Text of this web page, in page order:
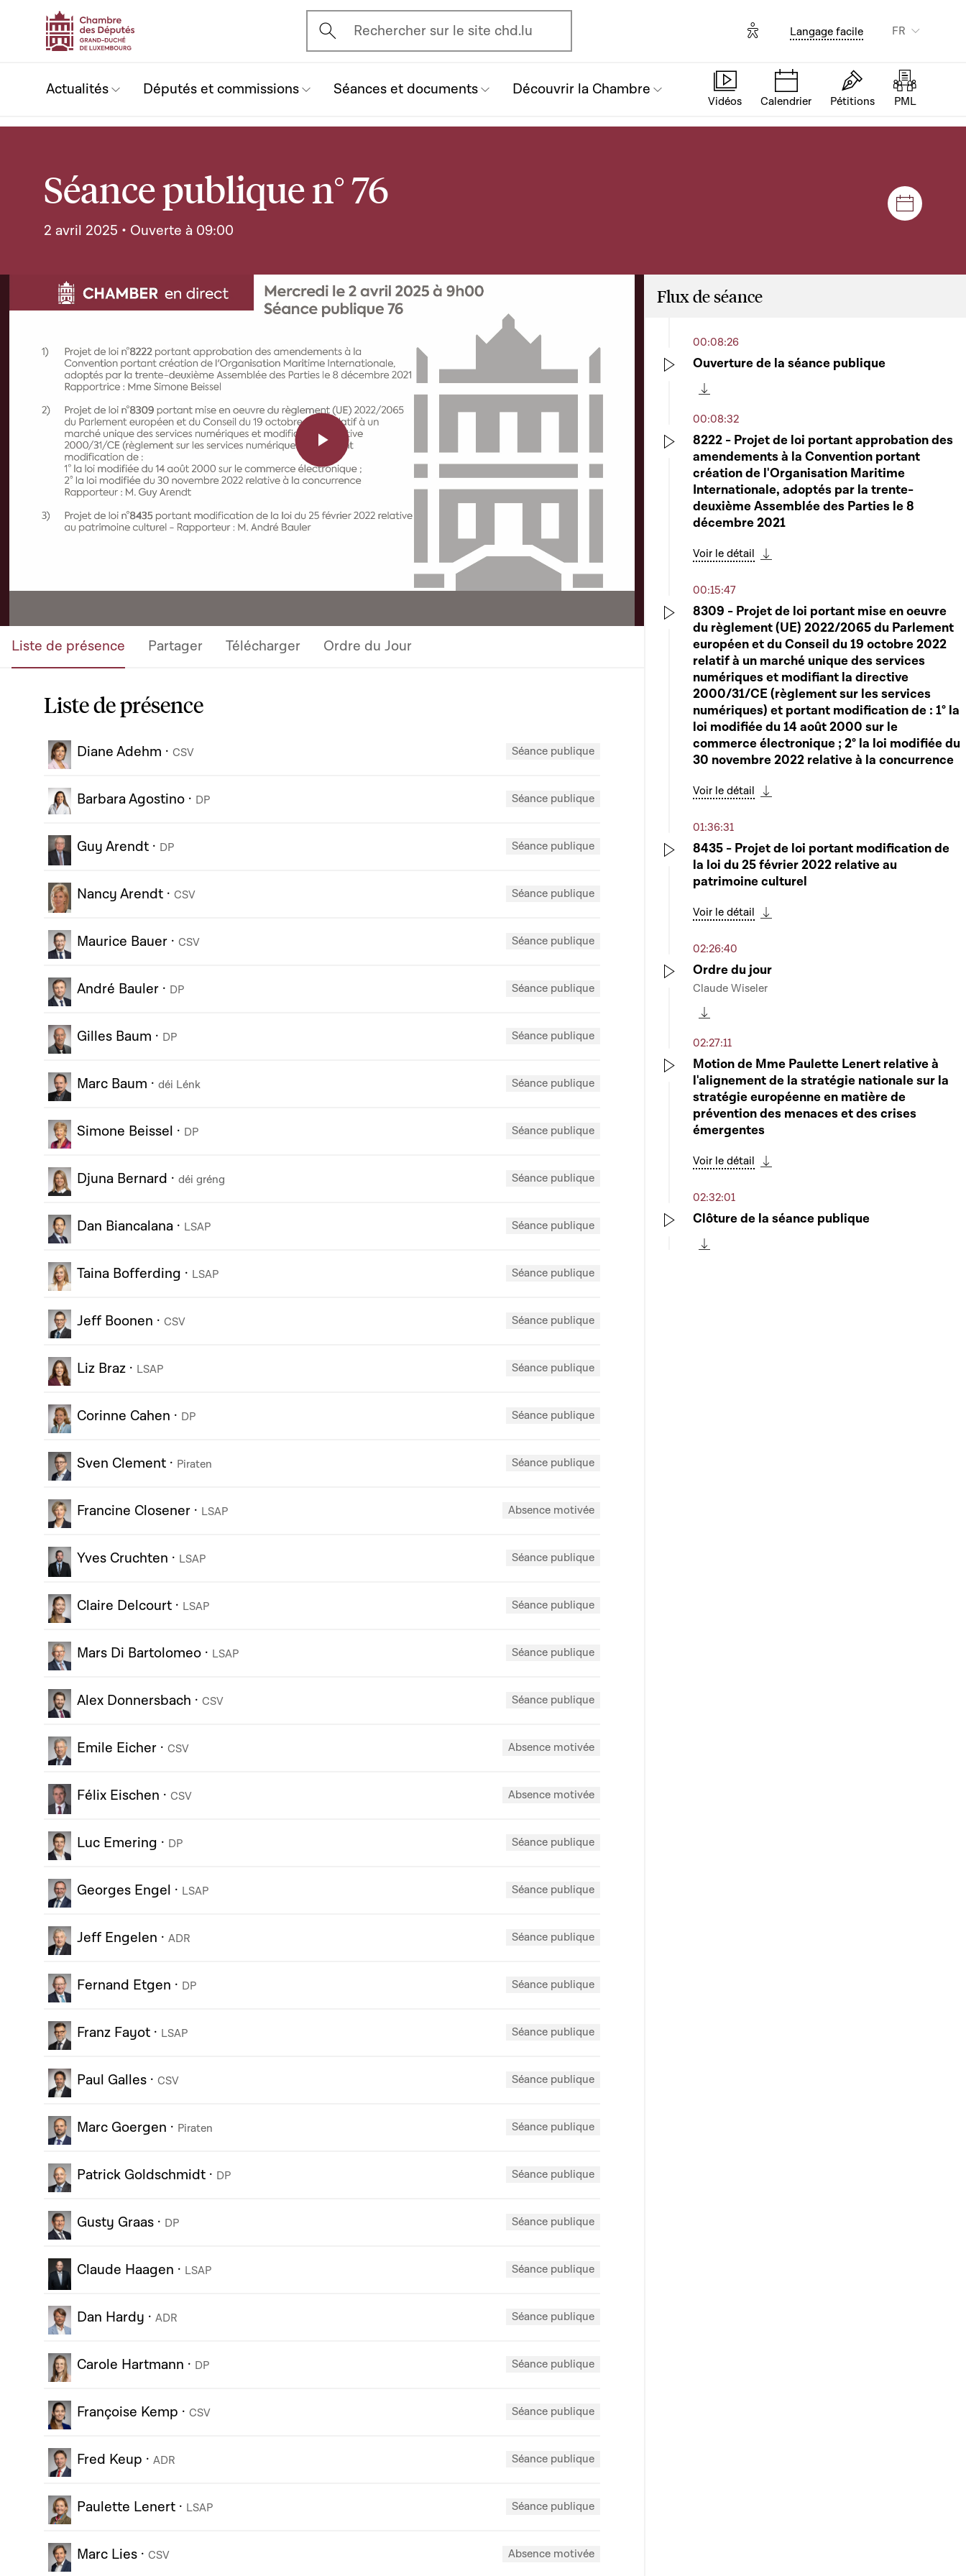
Ouvrir l'écran de recherche
Rechercher sur le site chd.lu Options d'accessibilité
Langage facile FR
Actualités Députés et commissions Séances et documents Découvrir la Chambre
Vidéos Calendrier Pétitions PML
Séance publique n° 76
2 avril 2025 • Ouverte à 09:00
Séances
Play
Video
Liste de présence Partager Télécharger Ordre du Jour
Liste de présence
Diane Adehm · CSV Séance publique
Barbara Agostino · DP Séance publique
Guy Arendt · DP Séance publique
Nancy Arendt · CSV Séance publique
Maurice Bauer · CSV Séance publique
André Bauler · DP Séance publique
Gilles Baum · DP Séance publique
Marc Baum · déi Lénk Séance publique
Simone Beissel · DP Séance publique
Djuna Bernard · déi gréng Séance publique
Dan Biancalana · LSAP Séance publique
Taina Bofferding · LSAP Séance publique
Jeff Boonen · CSV Séance publique
Liz Braz · LSAP Séance publique
Corinne Cahen · DP Séance publique
Sven Clement · Piraten Séance publique
Francine Closener · LSAP Absence motivée
Yves Cruchten · LSAP Séance publique
Claire Delcourt · LSAP Séance publique
Mars Di Bartolomeo · LSAP Séance publique
Alex Donnersbach · CSV Séance publique
Emile Eicher · CSV Absence motivée
Félix Eischen · CSV Absence motivée
Luc Emering · DP Séance publique
Georges Engel · LSAP Séance publique
Jeff Engelen · ADR Séance publique
Fernand Etgen · DP Séance publique
Franz Fayot · LSAP Séance publique
Paul Galles · CSV Séance publique
Marc Goergen · Piraten Séance publique
Patrick Goldschmidt · DP Séance publique
Gusty Graas · DP Séance publique
Claude Haagen · LSAP Séance publique
Dan Hardy · ADR Séance publique
Carole Hartmann · DP Séance publique
Françoise Kemp · CSV Séance publique
Fred Keup · ADR Séance publique
Paulette Lenert · LSAP Séance publique
Marc Lies · CSV Absence motivée
Flux de séance
00:08:26
Ouverture de la séance publique
00:08:32
8222 - Projet de loi portant approbation des
amendements à la Convention portant
création de l'Organisation Maritime
Internationale, adoptés par la trente-
deuxième Assemblée des Parties le 8
décembre 2021
Voir le détail
Play
00:15:47
8309 - Projet de loi portant mise en oeuvre
du règlement (UE) 2022/2065 du Parlement
européen et du Conseil du 19 octobre 2022
relatif à un marché unique des services
numériques et modifiant la directive
2000/31/CE (règlement sur les services
numériques) et portant modification de : 1° la
loi modifiée du 14 août 2000 sur le
commerce électronique ; 2° la loi modifiée du
30 novembre 2022 relative à la concurrence
Voir le détail
01:36:31
8435 - Projet de loi portant modification de
la loi du 25 février 2022 relative au
patrimoine culturel
Voir le détail
Play
02:26:40
Ordre du jour
Claude Wiseler
Play
02:27:11
Motion de Mme Paulette Lenert relative à
l'alignement de la stratégie nationale sur la
stratégie européenne en matière de
prévention des menaces et des crises
émergentes
Voir le détail
Play
02:32:01
Clôture de la séance publique